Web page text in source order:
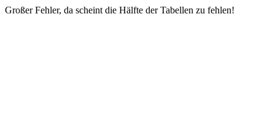
Großer Fehler, da scheint die Hälfte der Tabellen zu fehlen!